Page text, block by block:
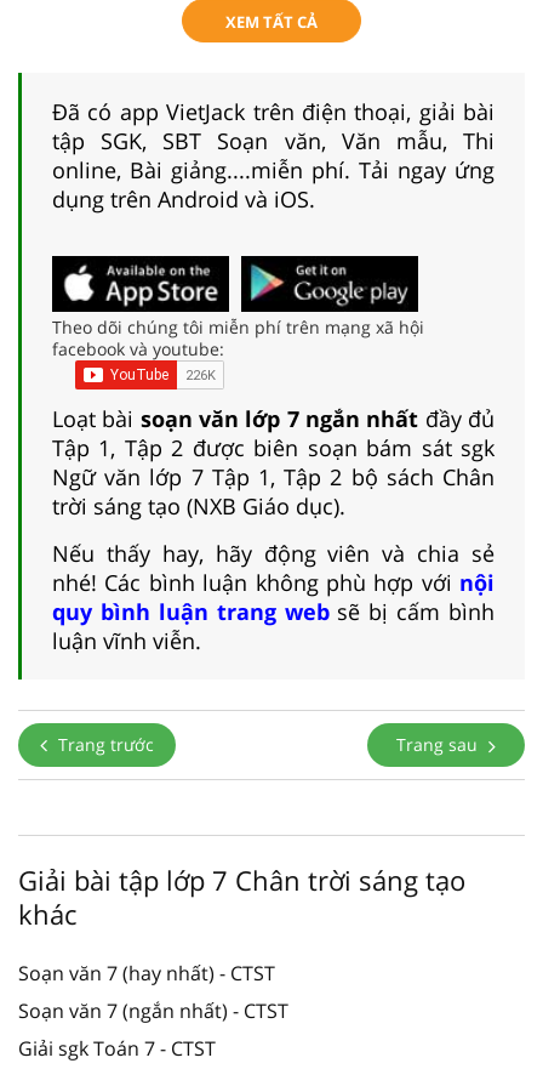
XEM TẤT CẢ
Đã có app VietJack trên điện thoại, giải bài
tập SGK, SBT Soạn văn, Văn mẫu, Thi
online, Bài giảng....miễn phí. Tải ngay ứng
dụng trên Android và iOS.
Theo dõi chúng tôi miễn phí trên mạng xã hội
facebook và youtube:
Loạt bài soạn văn lớp 7 ngắn nhất đầy đủ
Tập 1, Tập 2 được biên soạn bám sát sgk
Ngữ văn lớp 7 Tập 1, Tập 2 bộ sách Chân
trời sáng tạo (NXB Giáo dục).
Nếu thấy hay, hãy động viên và chia sẻ
nhé! Các bình luận không phù hợp với nội
quy bình luận trang websẽ bị cấm bình
luận vĩnh viễn.
Trang trước Trang sau
Giải bài tập lớp 7 Chân trời sáng tạo
khác
Soạn văn 7 (hay nhất) - CTST
Soạn văn 7 (ngắn nhất) - CTST
Giải sgk Toán 7 - CTST